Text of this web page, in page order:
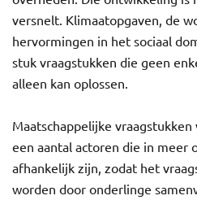
versnelt. Klimaatopgaven, de
hervormingen in het sociaal
stuk vraagstukken die geen
alleen kan oplossen.
Maatschappelijke
een aantal actoren die in meer
afhankelijk zijn, zodat het
worden door onderlinge